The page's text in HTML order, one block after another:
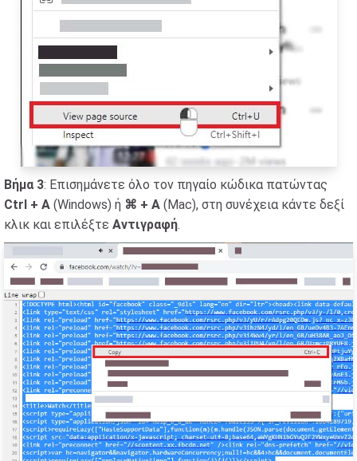
Βήμα 3: Επισημάνετε όλο τον πηγαίο κώδικα πατώντας
Ctrl + A (Windows) ή ⌘ + A (Mac), στη συνέχεια κάντε δεξί
κλικ και επιλέξτε Αντιγραφή.